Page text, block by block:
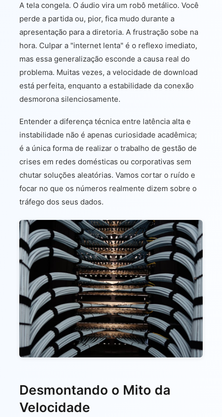
A tela congela. O áudio vira um robô metálico. Você
perde a partida ou, pior, fica mudo durante a
apresentação para a diretoria. A frustração sobe na
hora. Culpar a "internet lenta" é o reflexo imediato,
mas essa generalização esconde a causa real do
problema. Muitas vezes, a velocidade de download
está perfeita, enquanto a estabilidade da conexão
desmorona silenciosamente.
Entender a diferença técnica entre latência alta e
instabilidade não é apenas curiosidade acadêmica;
é a única forma de realizar o trabalho de gestão de
crises em redes domésticas ou corporativas sem
chutar soluções aleatórias. Vamos cortar o ruído e
focar no que os números realmente dizem sobre o
tráfego dos seus dados.
Desmontando o Mito da
Velocidade